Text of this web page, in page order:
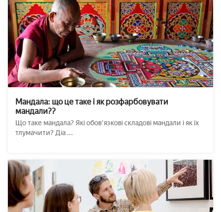
Мандала: що це таке і як розфарбовувати
мандали??
Що таке мандала? Які обов'язкові складові мандали і як їх
тлумачити? Діа ...